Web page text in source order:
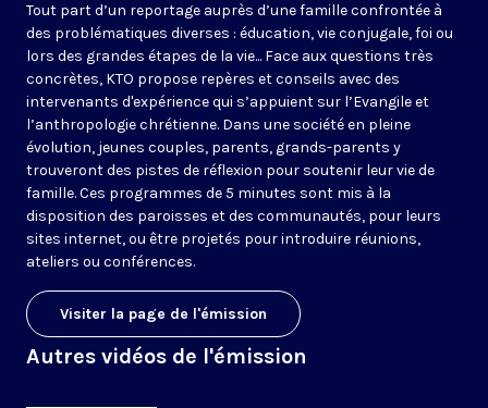
Tout part d’un reportage auprès d’une famille confrontée à
des problématiques diverses : éducation, vie conjugale, foi ou
lors des grandes étapes de la vie... Face aux questions très
concrètes, KTO propose repères et conseils avec des
intervenants d'expérience qui s’appuient sur l’Evangile et
l’anthropologie chrétienne. Dans une société en pleine
évolution, jeunes couples, parents, grands-parents y
trouveront des pistes de réflexion pour soutenir leur vie de
famille. Ces programmes de 5 minutes sont mis à la
disposition des paroisses et des communautés, pour leurs
sites internet, ou être projetés pour introduire réunions,
ateliers ou conférences.
Visiter la page de l'émission
Autres vidéos de l'émission